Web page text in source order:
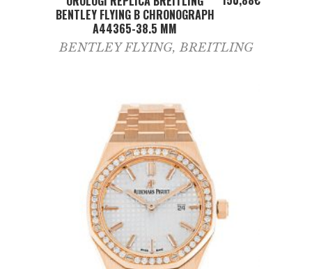
BENTLEY FLYING B CHRONOGRAPH
A44365-38.5 MM
BENTLEY FLYING,BREITLING